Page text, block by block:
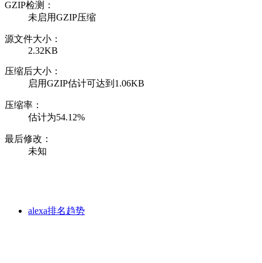
GZIP检测：
未启用GZIP压缩
源文件大小：
2.32KB
压缩后大小：
启用GZIP估计可达到1.06KB
压缩率：
估计为54.12%
最后修改：
未知
alexa排名趋势